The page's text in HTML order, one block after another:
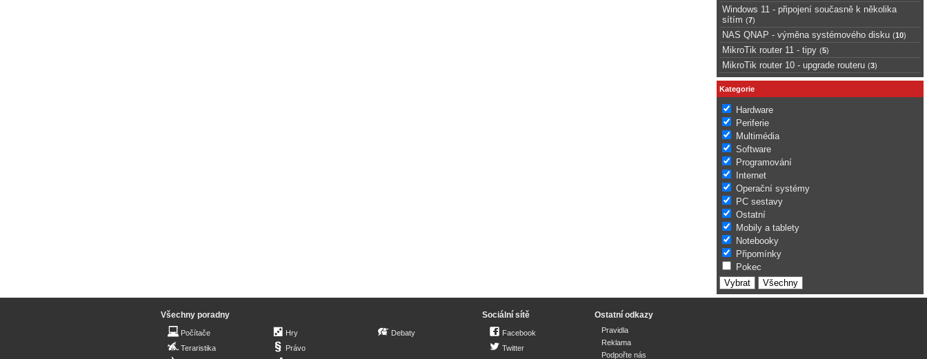
Windows 11 - připojení současně k několika
sítím (7)
NAS QNAP - výměna systémového disku (10)
MikroTik router 11 - tipy (5)
MikroTik router 10 - upgrade routeru (3)
Kategorie
Hardware
Periferie
Multimédia
Software
Programování
Internet
Operační systémy
PC sestavy
Ostatní
Mobily a tablety
Notebooky
Připomínky
Pokec
Všechny poradny
Počítače
Teraristika
Hry
Právo
Debaty
Sociální sítě
Facebook
Twitter
Ostatní odkazy
Pravidla
Reklama
Podpořte nás